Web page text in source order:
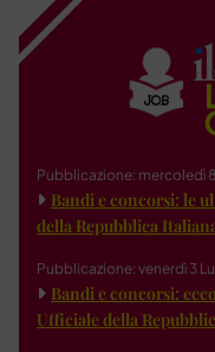
Pubblicazione: mercoledì
Bandi e concorsi: le
della Repubblica
Pubblicazione: venerdì 3
Bandi e concorsi:
Ufficiale della